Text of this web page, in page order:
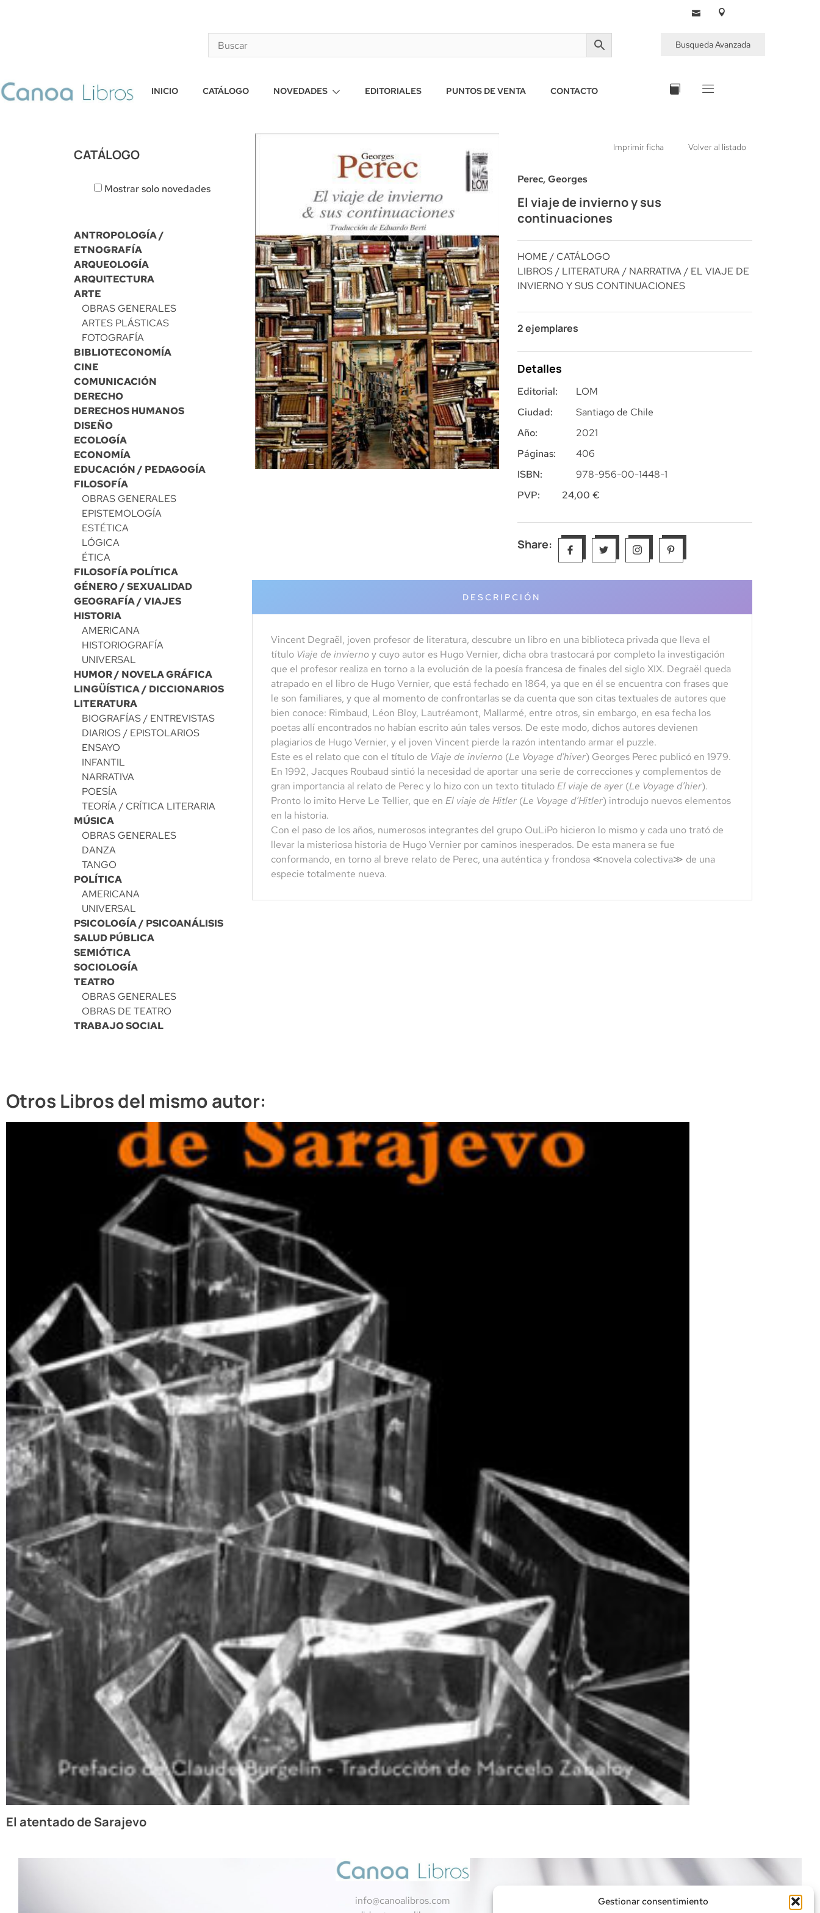
Gestionar consentimiento
Busqueda Avanzada
INICIO CATÁLOGO NOVEDADES EDITORIALES PUNTOS DE VENTA CONTACTO
CATÁLOGO
Mostrar solo novedades
ANTROPOLOGÍA /
ETNOGRAFÍA
ARQUEOLOGÍA
ARQUITECTURA
ARTE
OBRAS GENERALES
ARTES PLÁSTICAS
FOTOGRAFÍA
BIBLIOTECONOMÍA
CINE
COMUNICACIÓN
DERECHO
DERECHOS HUMANOS
DISEÑO
ECOLOGÍA
ECONOMÍA
EDUCACIÓN / PEDAGOGÍA
FILOSOFÍA
OBRAS GENERALES
EPISTEMOLOGÍA
ESTÉTICA
LÓGICA
ÉTICA
FILOSOFÍA POLÍTICA
GÉNERO / SEXUALIDAD
GEOGRAFÍA / VIAJES
HISTORIA
AMERICANA
HISTORIOGRAFÍA
UNIVERSAL
HUMOR / NOVELA GRÁFICA
LINGÜÍSTICA / DICCIONARIOS
LITERATURA
BIOGRAFÍAS / ENTREVISTAS
DIARIOS / EPISTOLARIOS
ENSAYO
INFANTIL
NARRATIVA
POESÍA
TEORÍA / CRÍTICA LITERARIA
MÚSICA
OBRAS GENERALES
DANZA
TANGO
POLÍTICA
AMERICANA
UNIVERSAL
PSICOLOGÍA / PSICOANÁLISIS
SALUD PÚBLICA
SEMIÓTICA
SOCIOLOGÍA
TEATRO
OBRAS GENERALES
OBRAS DE TEATRO
TRABAJO SOCIAL
Imprimir ficha Volver al listado
Perec, Georges
El viaje de invierno y sus
continuaciones
HOME/ CATÁLOGO
LIBROS/ LITERATURA/ NARRATIVA/ EL VIAJE DE
INVIERNO Y SUS CONTINUACIONES
2 ejemplares
Detalles
Editorial:
Ciudad:
Año:
Páginas:
ISBN:
LOM
Santiago de Chile
2021
406
978-956-00-1448-1
PVP:
24,00 €
Share:
DESCRIPCIÓN
Vincent Degraël, joven profesor de literatura, descubre un libro en una biblioteca privada que lleva el
título Viaje de inviernoy cuyo autor es Hugo Vernier, dicha obra trastocará por completo la investigación
que el profesor realiza en torno a la evolución de la poesía francesa de finales del siglo XIX. Degraël queda
atrapado en el libro de Hugo Vernier, que está fechado en 1864, ya que en él se encuentra con frases que
le son familiares, y que al momento de confrontarlas se da cuenta que son citas textuales de autores que
bien conoce: Rimbaud, Léon Bloy, Lautréamont, Mallarmé, entre otros, sin embargo, en esa fecha los
poetas allí encontrados no habían escrito aún tales versos. De este modo, dichos autores devienen
plagiarios de Hugo Vernier, y el joven Vincent pierde la razón intentando armar el puzzle.
Este es el relato que con el título de Viaje de invierno(Le Voyage d'hiver) Georges Perec publicó en 1979.
En 1992, Jacques Roubaud sintió la necesidad de aportar una serie de correcciones y complementos de
gran importancia al relato de Perec y lo hizo con un texto tituladoEl viaje de ayer(Le Voyage d’hier).
Pronto lo imito Herve Le Tellier, que en El viaje de Hitler(Le Voyage d’Hitler) introdujo nuevos elementos
en la historia.
Con el paso de los años, numerosos integrantes del grupo OuLiPo hicieron lo mismo y cada uno trató de
llevar la misteriosa historia de Hugo Vernier por caminos inesperados. De esta manera se fue
conformando, en torno al breve relato de Perec, una auténtica y frondosa ≪novela colectiva≫ de una
especie totalmente nueva.
Otros Libros del mismo autor:
El atentado de Sarajevo
info@canoalibros.com